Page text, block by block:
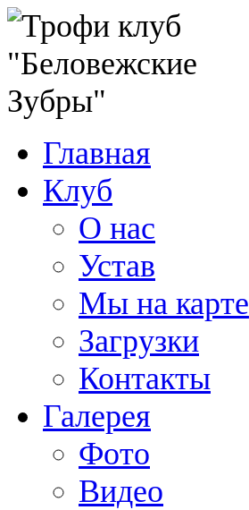
Главная
Клуб
О нас
Устав
Мы на карте
Загрузки
Контакты
Галерея
Фото
Видео